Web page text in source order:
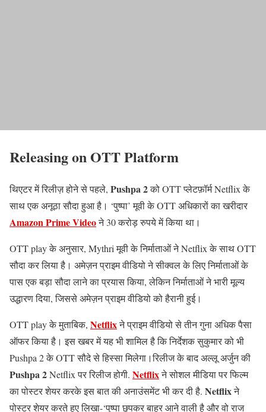
Releasing on OTT Platform
थिएटर में रिलीज़ होने से पहले, Pushpa 2को OTT प्लेटफ़ॉर्म Netflix के
साथ एक अनूठा सौदा हुआ है। ‘पुष्पा’ मूवी के OTT अधिकारों का खरीदार
Amazon Prime Videoने 30 करोड़ रुपये में किया था।
OTT play के अनुसार, Mythri मूवी के निर्माताओं ने Netflix के साथ OTT
सौदा कर लिया है। अमेज़न प्राइम वीडियो ने सीक्वल के लिए निर्माताओं के
पास एक बड़ा सौदा लाने का प्रयास किया, लेकिन निर्माताओं ने भारी मूल्य
उद्धारण दिया, जिससे अमेज़न प्राइम वीडियो को हैरानी हुई।
OTT play के मुताबिक, Netflixने प्राइम वीडियो से तीन गुना अधिक पैसा
ऑफर किया है। इस खबर में यह भी शामिल है कि निर्देशक सुकुमार को भी
Pushpa 2 के OTT सौदे से हिस्सा मिलेगा।रिलीज के बाद अल्लू अर्जुन की
Pushpa 2Netflix पर रिलीज होगी. Netflixने सोशल मीडिया पर फिल्म
का पोस्टर शेयर करके इस बात की अनाउंसमेंट भी कर दी है. Netflixने
पोस्टर शेयर करते हुए लिखा-‘पुष्पा छुपकर बाहर आने वाली है और वो राज